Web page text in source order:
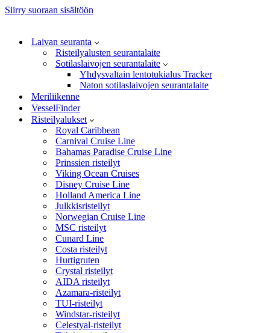
Siirry suoraan sisältöön
Laivan seuranta
Risteilyalusten seurantalaite
Sotilaslaivojen seurantalaite
Yhdysvaltain lentotukialus Tracker
Naton sotilaslaivojen seurantalaite
Meriliikenne
VesselFinder
Risteilyalukset
Royal Caribbean
Carnival Cruise Line
Bahamas Paradise Cruise Line
Prinssien risteilyt
Viking Ocean Cruises
Disney Cruise Line
Holland America Line
Julkkisristeilyt
Norwegian Cruise Line
MSC risteilyt
Cunard Line
Costa risteilyt
Hurtigruten
Crystal risteilyt
AIDA risteilyt
Azamara-risteilyt
TUI-risteilyt
Windstar-risteilyt
Celestyal-risteilyt